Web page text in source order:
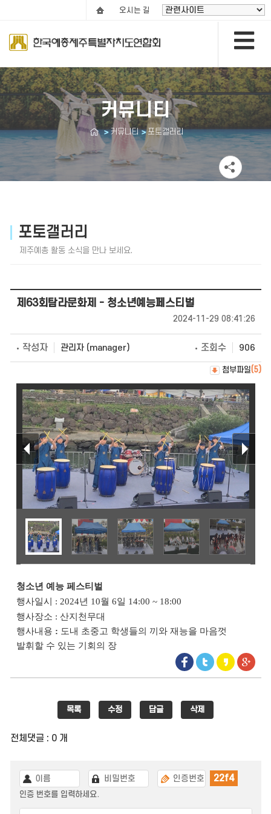
오시는 길
커뮤니티
커뮤니티 포토갤러리
포토갤러리
제주예총 활동 소식을 만나 보세요.
제63회탐라문화제 - 청소년예능페스티벌
2024-11-29 08:41:26
작성자 관리자 (manager) 조회수 906
첨부파일(5)
청소년 예능 페스티벌
행사일시 : 2024년 10월 6일 14:00 ~ 18:00
행사장소 : 산지천무대
행사내용 : 도내 초중고 학생들의 끼와 재능을 마음껏
발휘할 수 있는 기회의 장
목록 수정 답글 삭제
전체댓글 : 0 개
22f4
인증 번호를 입력하세요.